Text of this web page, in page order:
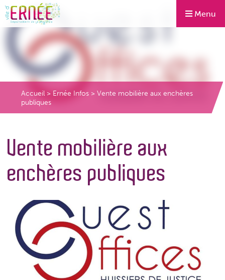
Menu
Accueil > Ernée Infos > Vente mobilière aux enchères
publiques
Vente mobilière aux
enchères publiques